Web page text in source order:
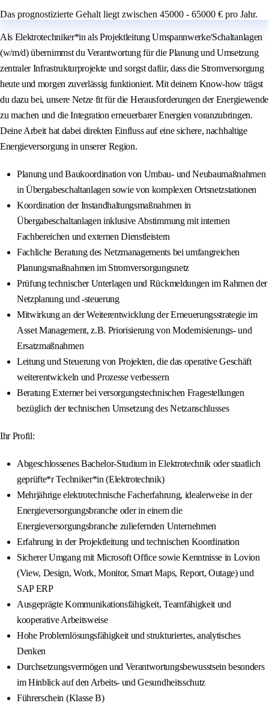
Das prognostizierte Gehalt liegt zwischen 45000 - 65000 € pro Jahr.
Als Elektrotechniker*in als Projektleitung Umspannwerke/Schaltanlagen
(w/m/d) übernimmst du Verantwortung für die Planung und Umsetzung
zentraler Infrastrukturprojekte und sorgst dafür, dass die Stromversorgung
heute und morgen zuverlässig funktioniert. Mit deinem Know-how trägst
du dazu bei, unsere Netze fit für die Herausforderungen der Energiewende
zu machen und die Integration erneuerbarer Energien voranzubringen.
Deine Arbeit hat dabei direkten Einfluss auf eine sichere, nachhaltige
Energieversorgung in unserer Region.
Planung und Baukoordination von Umbau- und Neubaumaßnahmen
in Übergabeschaltanlagen sowie von komplexen Ortsnetzstationen
Koordination der Instandhaltungsmaßnahmen in
Übergabeschaltanlagen inklusive Abstimmung mit internen
Fachbereichen und externen Dienstleistern
Fachliche Beratung des Netzmanagements bei umfangreichen
Planungsmaßnahmen im Stromversorgungsnetz
Prüfung technischer Unterlagen und Rückmeldungen im Rahmen der
Netzplanung und -steuerung
Mitwirkung an der Weiterentwicklung der Erneuerungsstrategie im
Asset Management, z.B. Priorisierung von Modernisierungs- und
Ersatzmaßnahmen
Leitung und Steuerung von Projekten, die das operative Geschäft
weiterentwickeln und Prozesse verbessern
Beratung Externer bei versorgungstechnischen Fragestellungen
bezüglich der technischen Umsetzung des Netzanschlusses
Ihr Profil:
Abgeschlossenes Bachelor-Studium in Elektrotechnik oder staatlich
geprüfte*r Techniker*in (Elektrotechnik)
Mehrjährige elektrotechnische Facherfahrung, idealerweise in der
Energieversorgungsbranche oder in einem die
Energieversorgungsbranche zuliefernden Unternehmen
Erfahrung in der Projektleitung und technischen Koordination
Sicherer Umgang mit Microsoft Office sowie Kenntnisse in Lovion
(View, Design, Work, Monitor, Smart Maps, Report, Outage) und
SAP ERP
Ausgeprägte Kommunikationsfähigkeit, Teamfähigkeit und
kooperative Arbeitsweise
Hohe Problemlösungsfähigkeit und strukturiertes, analytisches
Denken
Durchsetzungsvermögen und Verantwortungsbewusstsein besonders
im Hinblick auf den Arbeits- und Gesundheitsschutz
Führerschein (Klasse B)